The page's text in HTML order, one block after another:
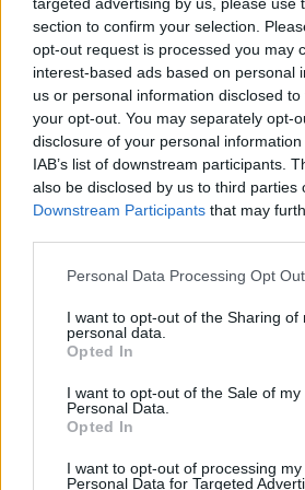
section to confirm your selection.
opt-out request is processed you may
interest-based ads based on personal
us or personal information disclosed
your opt-out. You may separately opt-
disclosure of your personal
IAB’s list of downstream participants.
also be disclosed by us to third parties
Downstream Participants that may
Personal Data Processing Opt
I want to opt-out of the Sharing of
personal data.
Opted In
I want to opt-out of the Sale of my
Personal Data.
Opted In
I want to opt-out of processing my
Personal Data for Targeted
ADV
ALTRE NOTIZIE DI MILANO